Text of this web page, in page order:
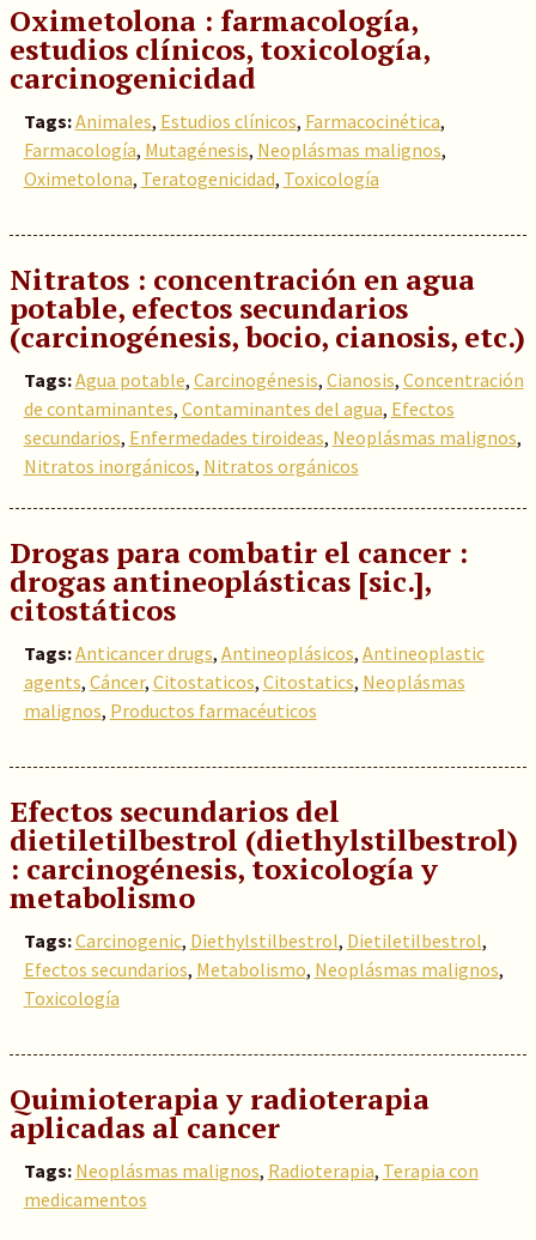
Oximetolona : farmacología,
estudios clínicos, toxicología,
carcinogenicidad
Tags:Animales, Estudios clínicos, Farmacocinética,
Farmacología, Mutagénesis, Neoplásmas malignos,
Oximetolona, Teratogenicidad, Toxicología
Nitratos : concentración en agua
potable, efectos secundarios
(carcinogénesis, bocio, cianosis, etc.)
Tags:Agua potable, Carcinogénesis, Cianosis, Concentración
de contaminantes, Contaminantes del agua, Efectos
secundarios, Enfermedades tiroideas, Neoplásmas malignos,
Nitratos inorgánicos, Nitratos orgánicos
Drogas para combatir el cancer :
drogas antineoplásticas [sic.],
citostáticos
Tags:Anticancer drugs, Antineoplásicos, Antineoplastic
agents, Cáncer, Citostaticos, Citostatics, Neoplásmas
malignos, Productos farmacéuticos
Efectos secundarios del
dietiletilbestrol (diethylstilbestrol)
: carcinogénesis, toxicología y
metabolismo
Tags:Carcinogenic, Diethylstilbestrol, Dietiletilbestrol,
Efectos secundarios, Metabolismo, Neoplásmas malignos,
Toxicología
Quimioterapia y radioterapia
aplicadas al cancer
Tags: Neoplásmas malignos, Radioterapia, Terapia con
medicamentos